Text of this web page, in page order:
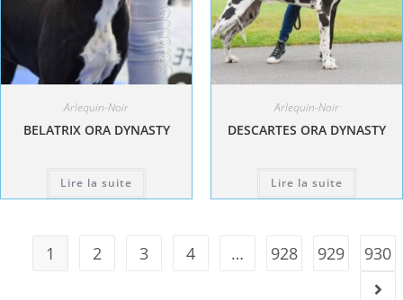
Arlequin-Noir
BELATRIX ORA DYNASTY
Lire la suite
Arlequin-Noir
DESCARTES ORA DYNASTY
Lire la suite
1 2 3 4 … 928 929 930